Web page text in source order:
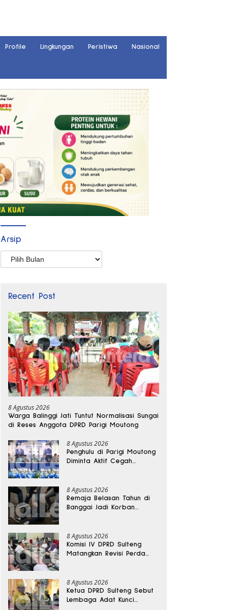
Profile Lingkungan Peristiwa Nasional
Arsip
Arsip
Recent Post
8 Agustus 2026
Warga Balinggi Jati Tuntut Normalisasi Sungai
di Reses Anggota DPRD Parigi Moutong
8 Agustus 2026
Penghulu di Parigi Moutong
Diminta Aktif Cegah
8 Agustus 2026
Remaja Belasan Tahun di
Banggai Jadi Korban
8 Agustus 2026
Komisi IV DPRD Sulteng
Matangkan Revisi Perda
8 Agustus 2026
Ketua DPRD Sulteng Sebut
Lembaga Adat Kunci